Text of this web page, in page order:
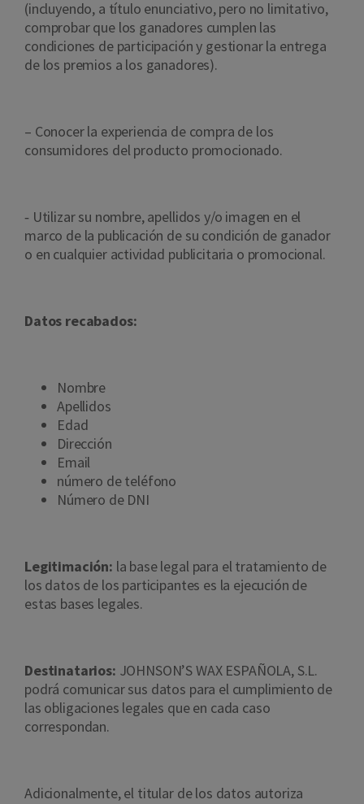
(incluyendo, a título enunciativo, pero no limitativo,
comprobar que los ganadores cumplen las
condiciones de participación y gestionar la entrega
de los premios a los ganadores).
– Conocer la experiencia de compra de los
consumidores del producto promocionado.
‐ Utilizar su nombre, apellidos y/o imagen en el
marco de la publicación de su condición de ganador
o en cualquier actividad publicitaria o promocional.
Datos recabados:
Nombre
Apellidos
Edad
Dirección
Email
número de teléfono
Número de DNI
Legitimación: la base legal para el tratamiento de
los datos de los participantes es la ejecución de
estas bases legales.
Destinatarios: JOHNSON’S WAX ESPAÑOLA, S.L.
podrá comunicar sus datos para el cumplimiento de
las obligaciones legales que en cada caso
correspondan.
Adicionalmente, el titular de los datos autoriza